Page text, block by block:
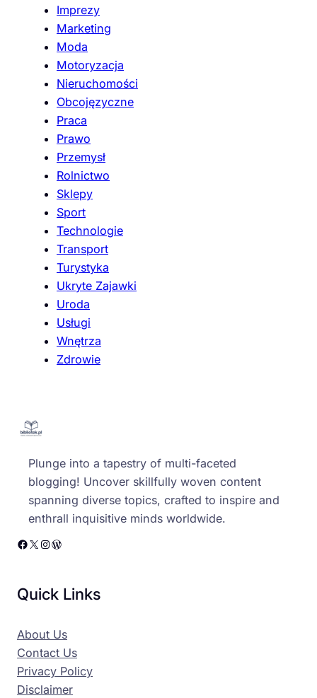
Imprezy
Marketing
Moda
Motoryzacja
Nieruchomości
Obcojęzyczne
Praca
Prawo
Przemysł
Rolnictwo
Sklepy
Sport
Technologie
Transport
Turystyka
Ukryte Zajawki
Uroda
Usługi
Wnętrza
Zdrowie
Plunge into a tapestry of multi-faceted
blogging! Uncover skillfully woven content
spanning diverse topics, crafted to inspire and
enthrall inquisitive minds worldwide.
Facebook X Instagram WordPress
Quick Links
About Us
Contact Us
Privacy Policy
Disclaimer